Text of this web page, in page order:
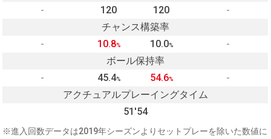
-
120 120
-
チャンス構築率
-
10.8% 10.0%
-
ボール保持率
-
45.4% 54.6%
-
アクチュアルプレーイングタイム
51'54
※進入回数データは2019年シーズンよりセットプレーを除いた数値に